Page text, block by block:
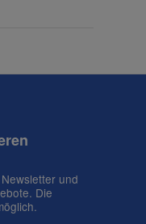
und
Die